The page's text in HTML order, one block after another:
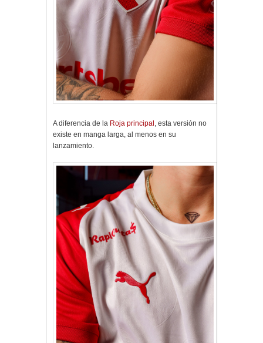
A diferencia de la Roja principal , esta versión no
existe en manga larga, al menos en su
lanzamiento.